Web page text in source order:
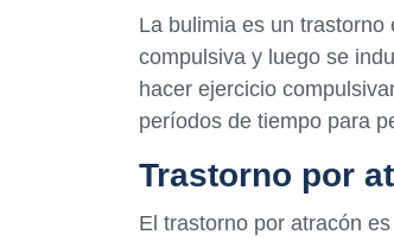
La bulimia es un
compulsiva y luego se
hacer ejercicio
períodos de tiempo para
Trastorno por
El trastorno por atracón